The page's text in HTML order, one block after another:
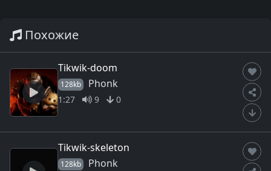
Похожие
Tikwik-doom
128kb Phonk
1:27 9 0
Tikwik-skeleton
128kb Phonk